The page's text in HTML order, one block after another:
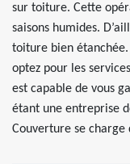
sur toiture. Cette
saisons humides.
toiture bien
optez pour les
est capable de vous
étant une entreprise
Couverture se charge